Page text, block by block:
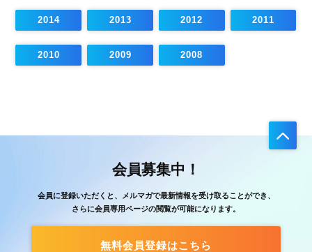
2014 2013 2012 2011
2010 2009 2008
会員募集中！
会員に登録いただくと、メルマガで最新情報を受け取ることができ、
さらに会員専用ページの閲覧が可能になります。
無料会員登録はこちら